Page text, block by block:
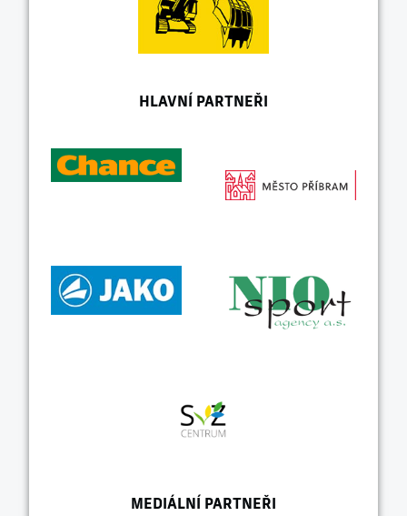
HLAVNÍ PARTNEŘI
MEDIÁLNÍ PARTNEŘI